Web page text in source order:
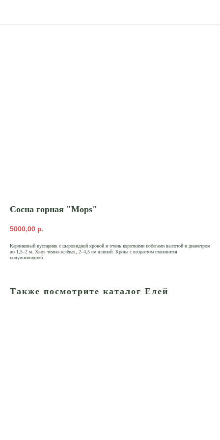
Сосна горная "Mops"
5000,00 р.
Карликовый кустарник с шаровидной кроной и очень короткими побегами высотой и диаметром
до 1,5–2 м. Хвоя тёмно-зелёная, 2–4,5 см длиной. Крона с возрастом становится
подушковидной.
Также посмотрите каталог Елей